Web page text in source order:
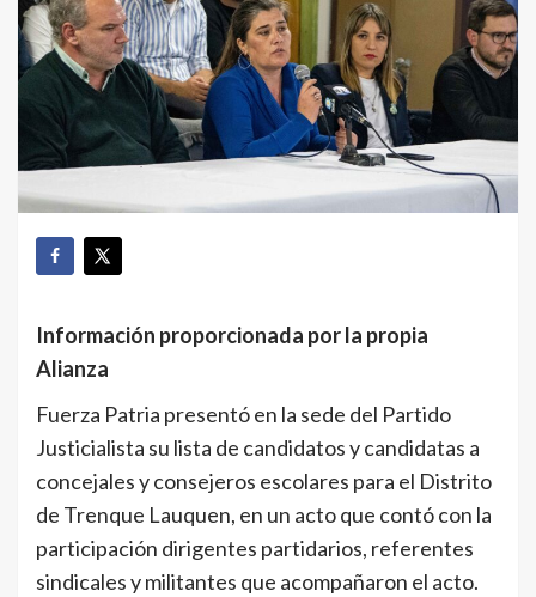
Información proporcionada por la propia
Alianza
Fuerza Patria presentó en la sede del Partido
Justicialista su lista de candidatos y candidatas a
concejales y consejeros escolares para el Distrito
de Trenque Lauquen, en un acto que contó con la
participación dirigentes partidarios, referentes
sindicales y militantes que acompañaron el acto.